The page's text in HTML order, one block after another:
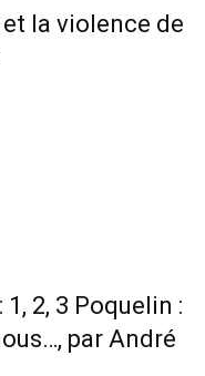
la violence de
2, 3 Poquelin :
par André